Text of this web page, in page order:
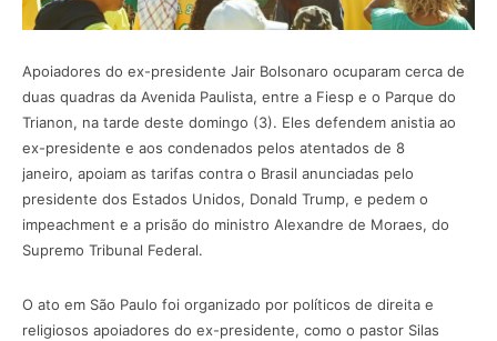
Apoiadores do ex-presidente Jair Bolsonaro ocuparam cerca de
duas quadras da Avenida Paulista, entre a Fiesp e o Parque do
Trianon, na tarde deste domingo (3). Eles defendem anistia ao
ex-presidente e aos condenados pelos atentados de 8
janeiro, apoiam as tarifas contra o Brasil anunciadas pelo
presidente dos Estados Unidos, Donald Trump, e pedem o
impeachment e a prisão do ministro Alexandre de Moraes, do
Supremo Tribunal Federal.
O ato em São Paulo foi organizado por políticos de direita e
religiosos apoiadores do ex-presidente, como o pastor Silas